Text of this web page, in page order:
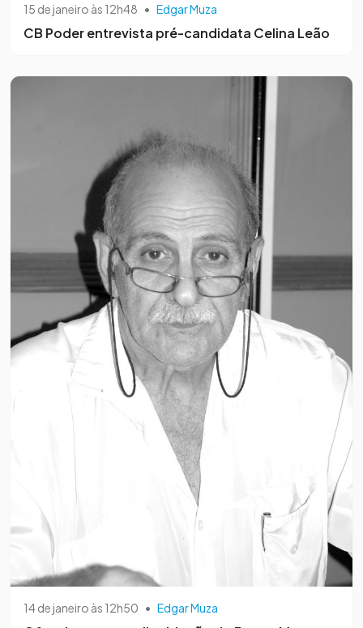
15 de janeiro às 12h48 • Edgar Muza
CB Poder entrevista pré-candidata Celina Leão
14 de janeiro às 12h50 • Edgar Muza